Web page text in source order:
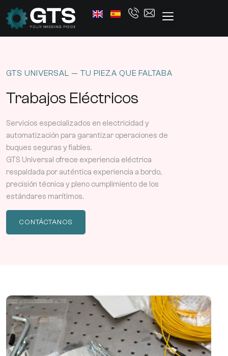
GTS UNIVERSAL — TU PIEZA QUE FALTABA
Trabajos Eléctricos
Servicios especializados en electricidad y
automatización para garantizar operaciones de
buques seguras y fiables.
GTS Universal ofrece experiencia eléctrica
respaldada por auténtica experiencia a bordo,
precisión técnica y pleno cumplimiento de los
estándares marítimos.
CONTÁCTANOS